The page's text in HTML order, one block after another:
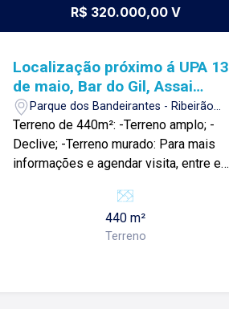
R$ 320.000,00 V
Localização próximo á UPA 13
de maio, Bar do Gil, Assai
Atacadista, Savegnago,
Olianch Ribeirão, Amauri
Lanches, e comércios Locais.
Parque dos Bandeirantes - Ribeirão
Preto/SP
Terreno de 440m²: -Terreno amplo; -
Declive; -Terreno murado: Para mais
informações e agendar visita, entre em
a nossa missão, nosso propósito e o
verdadeiro sentido de tudo que
fazemos. Todos os dias construímos
440 m²
Terreno